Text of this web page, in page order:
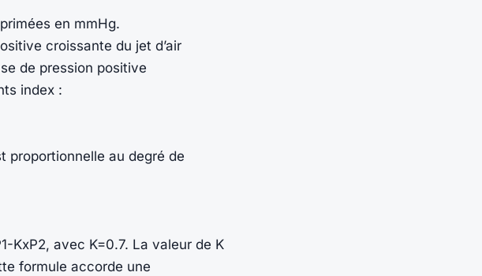
en mmHg.
croissante du jet d’air
de pression positive
index :
proportionnelle au degré de
KxP2, avec K=0.7. La valeur de K
formule accorde une